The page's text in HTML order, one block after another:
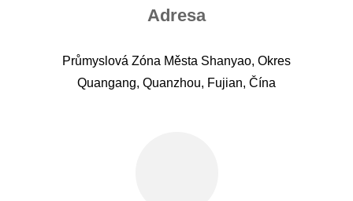
Adresa
Průmyslová Zóna Města Shanyao, Okres
Quangang, Quanzhou, Fujian, Čína